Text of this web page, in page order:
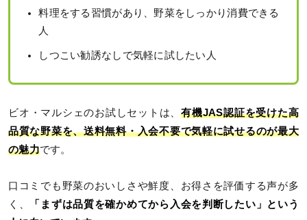
料理をする習慣があり、野菜をしっかり消費できる
人
しつこい勧誘なしで気軽に試したい人
ビオ・マルシェのお試しセットは、有機JAS認証を受けた高
品質な野菜を、送料無料・入会不要で気軽に試せるのが最大
の魅力です。
口コミでも野菜のおいしさや鮮度、お得さを評価する声が多
く、
「まずは品質を確かめてから入会を判断したい」という